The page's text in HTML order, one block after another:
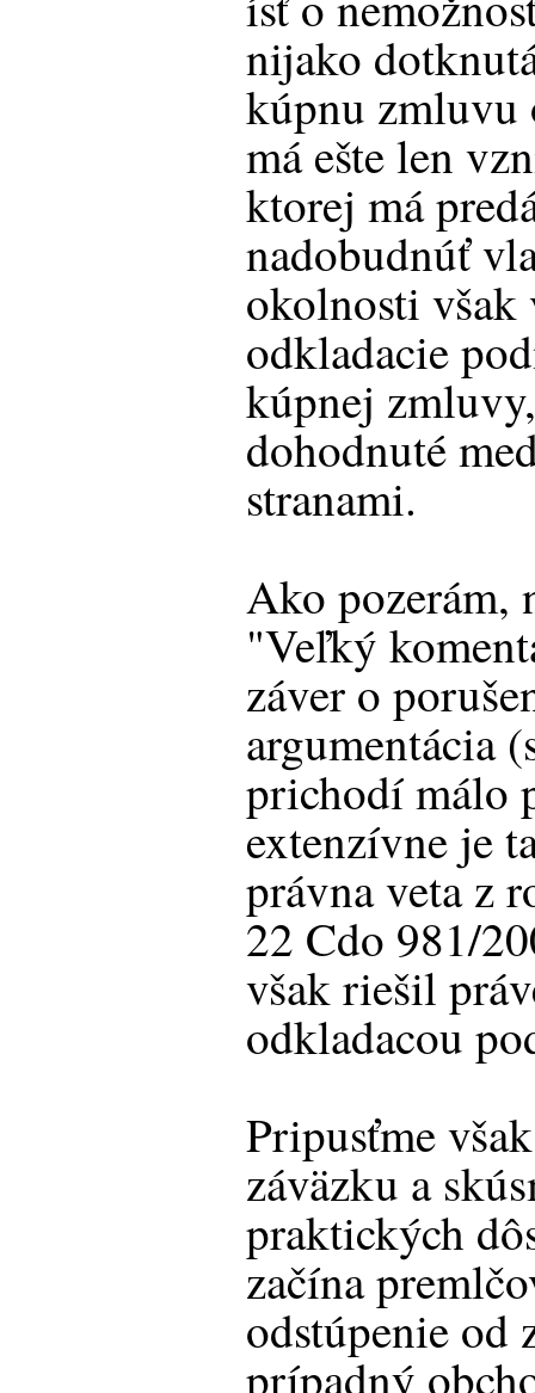
nijako
kúpnu zmluvu
má ešte len
ktorej má
nadobudnúť
okolnosti však
odkladacie
kúpnej
dohodnuté
stranami.
Ako pozerám,
"Veľký
záver o
argumentácia
prichodí málo
extenzívne je
právna veta z
22 Cdo 981/
však riešil
odkladacou
Pripusťme
záväzku a
praktických
začína
odstúpenie od
prípadný